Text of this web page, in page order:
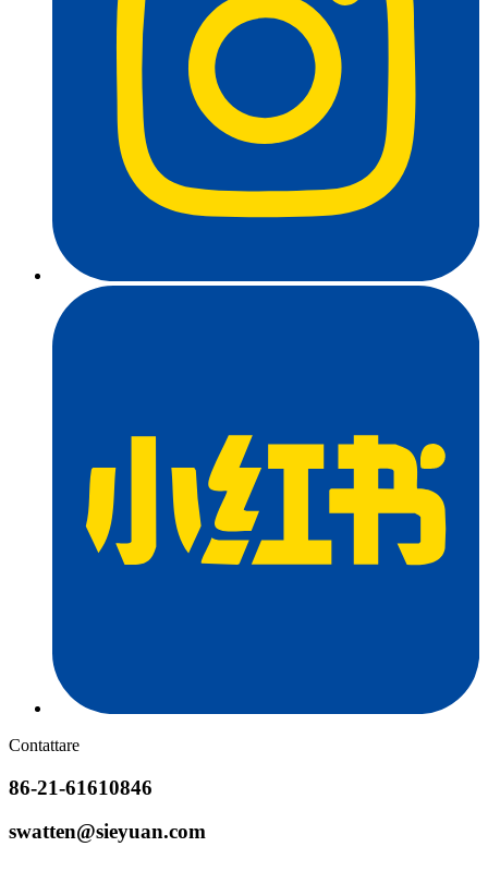
Contattare
86-21-61610846
swatten@sieyuan.com